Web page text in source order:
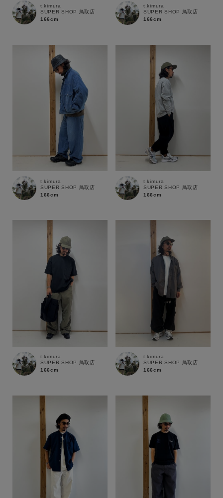
キーワード
KIDS
ブランド
t.kimura
SUPER SHOP 鳥取店
166cm
t.kimura
SUPER SHOP 鳥取店
166cm
t.kimura
SUPER SHOP 鳥取店
166cm
t.kimura
SUPER SHOP 鳥取店
166cm
t.kimura
SUPER SHOP 鳥取店
166cm
t.kimura
SUPER SHOP 鳥取店
166cm